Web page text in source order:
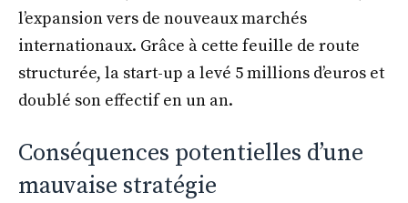
l’expansion vers de nouveaux marchés
internationaux. Grâce à cette feuille de route
structurée, la start-up a levé 5 millions d’euros et
doublé son effectif en un an.
Conséquences potentielles d’une
mauvaise stratégie